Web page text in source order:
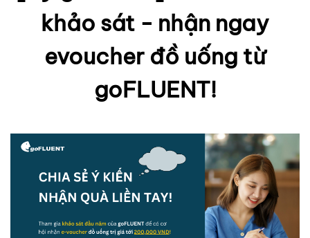
khảo sát - nhận ngay
evoucher đồ uống từ
goFLUENT!